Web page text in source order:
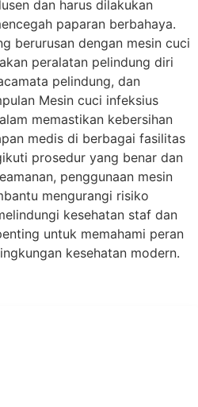
dan harus dilakukan
paparan berbahaya.
berurusan dengan mesin cuci
peralatan pelindung diri
pelindung, dan
Mesin cuci infeksius
memastikan kebersihan
medis di berbagai fasilitas
prosedur yang benar dan
penggunaan mesin
mengurangi risiko
kesehatan staf dan
untuk memahami peran
kesehatan modern.